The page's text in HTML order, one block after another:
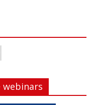
webinars